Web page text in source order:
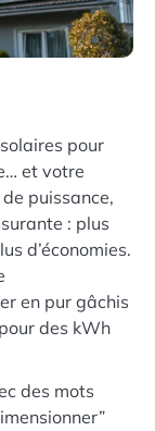
pour
et votre
puissance,
: plus
d’économies.
en pur gâchis
des kWh
des mots